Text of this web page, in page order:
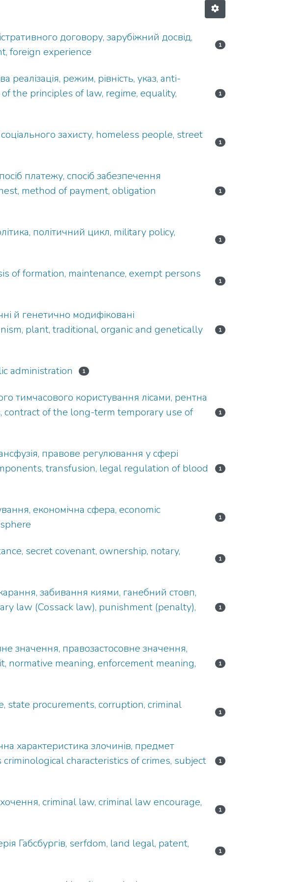
договору, зарубіжний досвід,
foreign experience
1
режим, рівність, указ, anti-
the principles of law, regime, equality,
1
захисту, homeless people, street
1
платежу, спосіб забезпечення
method of payment, obligation
1
політичний цикл, military policy,
1
of formation, maintenance, exempt persons
1
й генетично модифіковані
plant, traditional, organic and genetically
1
administration 1
тимчасового користування лісами, рентна
contract of the long-term temporary use of
1
правове регулювання у сфері
transfusion, legal regulation of blood
1
економічна сфера, economic
1
secret covenant, ownership, notary,
1
забивання киями, ганебний стовп,
law (Cossack law), punishment (penalty),
1
значення, правозастосовне значення,
normative meaning, enforcement meaning,
1
state procurements, corruption, criminal
1
характеристика злочинів, предмет
characteristics of crimes, subject
1
criminal law, criminal law encourage,
1
Габсбургів, serfdom, land legal, patent,
1